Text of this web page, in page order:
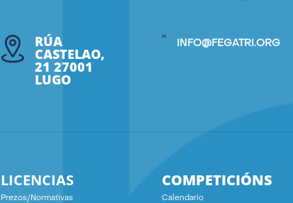
RÚA
CASTELAO,
21 27001
LUGO
INFO@FEGATRI.ORG
LICENCIAS
Prezos/Normativas
COMPETICIÓNS
Calendario